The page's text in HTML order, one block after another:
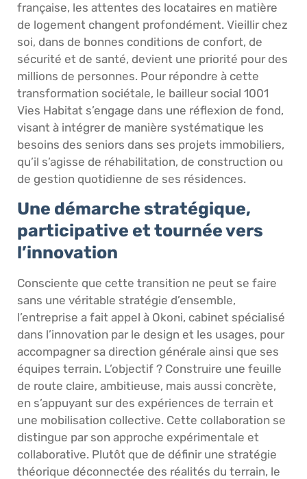
française, les attentes des locataires en matière
de logement changent profondément. Vieillir chez
soi, dans de bonnes conditions de confort, de
sécurité et de santé, devient une priorité pour des
millions de personnes. Pour répondre à cette
transformation sociétale, le bailleur social 1001
Vies Habitat s’engage dans une réflexion de fond,
visant à intégrer de manière systématique les
besoins des seniors dans ses projets immobiliers,
qu’il s’agisse de réhabilitation, de construction ou
de gestion quotidienne de ses résidences.
Une démarche stratégique,
participative et tournée vers
l’innovation
Consciente que cette transition ne peut se faire
sans une véritable stratégie d’ensemble,
l’entreprise a fait appel à Okoni, cabinet spécialisé
dans l’innovation par le design et les usages, pour
accompagner sa direction générale ainsi que ses
équipes terrain. L’objectif ? Construire une feuille
de route claire, ambitieuse, mais aussi concrète,
en s’appuyant sur des expériences de terrain et
une mobilisation collective. Cette collaboration se
distingue par son approche expérimentale et
collaborative. Plutôt que de définir une stratégie
théorique déconnectée des réalités du terrain, le